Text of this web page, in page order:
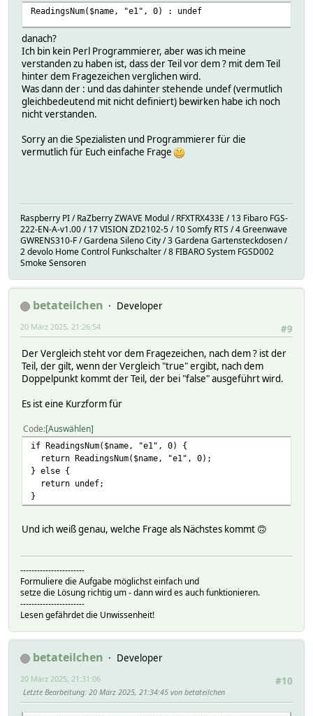
ReadingsNum($name, "e1", 0) : undef
danach?
Ich bin kein Perl Programmierer, aber was ich meine
verstanden zu haben ist, dass der Teil vor dem ? mit dem Teil
hinter dem Fragezeichen verglichen wird.
Was dann der : und das dahinter stehende undef (vermutlich
gleichbedeutend mit nicht definiert) bewirken habe ich noch
nicht verstanden.
Sorry an die Spezialisten und Programmierer für die
vermutlich für Euch einfache Frage
Raspberry PI / RaZberry ZWAVE Modul / RFXTRX433E / 13 Fibaro FGS-
222-EN-A-v1.00 / 17 VISION ZD2102-5 / 10 Somfy RTS / 4 Greenwave
GWRENS310-F / Gardena Sileno City / 3 Gardena Gartensteckdosen /
2 devolo Home Control Funkschalter / 8 FIBARO System FGSD002
Smoke Sensoren
betateilchen
Developer
#9
20 März 2025, 21:26:54
Der Vergleich steht vor dem Fragezeichen, nach dem ? ist der
Teil, der gilt, wenn der Vergleich "true" ergibt, nach dem
Doppelpunkt kommt der Teil, der bei "false" ausgeführt wird.
Es ist eine Kurzform für
Code Auswählen
if ReadingsNum($name, "e1", 0) {
return ReadingsNum($name, "e1", 0);
} else {
return undef;
}
Und ich weiß genau, welche Frage als Nächstes kommt 🙃
-----------------------
Formuliere die Aufgabe möglichst einfach und
setze die Lösung richtig um - dann wird es auch funktionieren.
-----------------------
Lesen gefährdet die Unwissenheit!
betateilchen
Developer
#10
20 März 2025, 21:31:06
Letzte Bearbeitung: 20 März 2025, 21:34:45 von betateilchen